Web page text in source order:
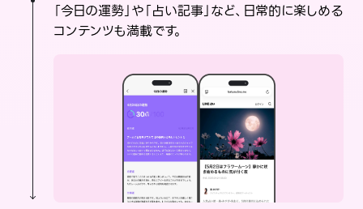
「今日の運勢」や「占い記事」など、日常的に楽しめる
コンテンツも満載です。